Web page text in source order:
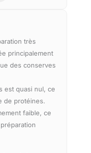
très
principalement
des conserves
est quasi nul, ce
de protéines.
faible, ce